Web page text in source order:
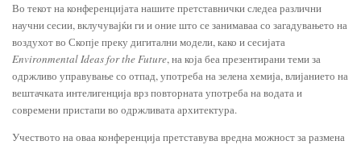
Во текот на конференцијата нашите претставнички следеа различни
научни сесии, вклучувајќи ги и оние што се занимаваа со загадувањето на
воздухот во Скопје преку дигитални модели, како и сесијата
EnvironmentalIdeasfortheFuture, на која беа презентирани теми за
одржливо управување со отпад, употреба на зелена хемија, влијанието на
вештачката интелигенција врз повторната употреба на водата и
современи пристапи во одржливата архитектура.
Учеството на оваа конференција претставува вредна можност за размена